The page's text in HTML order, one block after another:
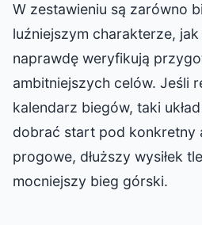
W zestawieniu są zarówno
luźniejszym charakterze,
naprawdę weryfikują
ambitniejszych celów. Jeśli
kalendarz biegów, taki
dobrać start pod konkretny
progowe, dłuższy wysiłek
mocniejszy bieg górski.